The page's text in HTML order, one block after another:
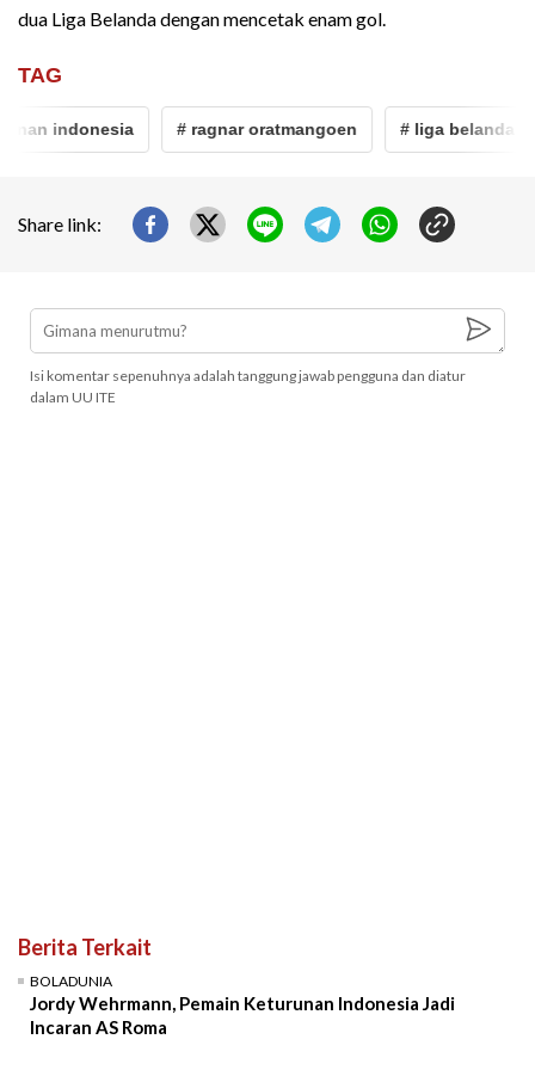
dua Liga Belanda dengan mencetak enam gol.
TAG
indonesia # ragnar oratmangoen # liga belanda
Share link:
Isi komentar sepenuhnya adalah tanggung jawab pengguna dan diatur
dalam UU ITE
Berita Terkait
BOLADUNIA
Jordy Wehrmann, Pemain Keturunan Indonesia Jadi
Incaran AS Roma